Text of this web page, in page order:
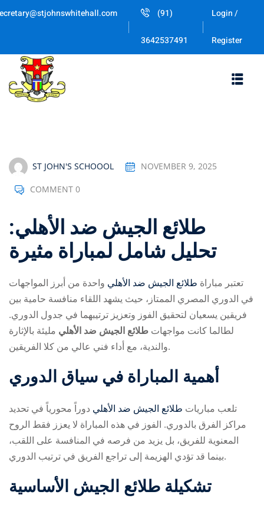
Skip
(91)
3642537491
Login /
Register
ST JOHN'S SCHOOOL NOVEMBER 9, 2025
COMMENT 0
طلائع الجيش ضد الأهلي:
تحليل شامل لمباراة مثيرة
تعتبر مباراة طلائع الجيش ضد الأهلي واحدة من أبرز المواجهات
في الدوري المصري الممتاز، حيث يشهد اللقاء منافسة حامية بين
فريقين يسعيان لتحقيق الفوز وتعزيز ترتيبهما في جدول الدوري.
لطالما كانت مواجهات طلائع الجيش ضد الأهلي مليئة بالإثارة
والندية، مع أداء فني عالي من كلا الفريقين.
أهمية المباراة في سياق الدوري
تلعب مباريات طلائع الجيش ضد الأهلي دوراً محورياً في تحديد
مراكز الفرق بالدوري. الفوز في هذه المباراة لا يعزز فقط الروح
المعنوية للفريق، بل يزيد من فرصه في المنافسة على اللقب،
بينما قد تؤدي الهزيمة إلى تراجع الفريق في ترتيب الدوري.
تشكيلة طلائع الجيش الأساسية